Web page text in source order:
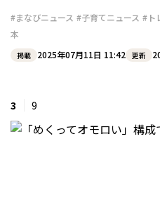
#まなびニュース #子育てニュース #ト
本
掲載 2025年07月11日 11:42 更新
3 9